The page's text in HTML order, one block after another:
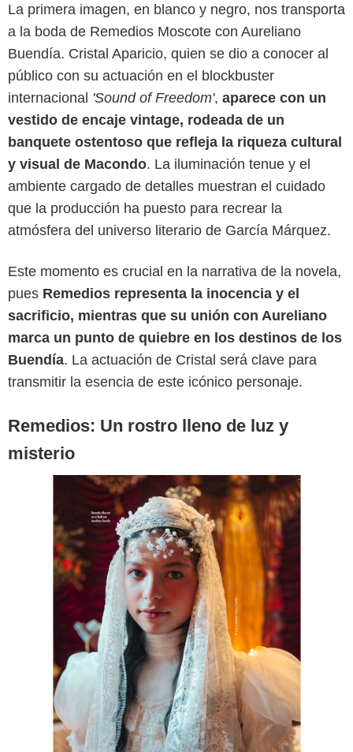
La primera imagen, en blanco y negro, nos transporta
a la boda de Remedios Moscote con Aureliano
Buendía. Cristal Aparicio, quien se dio a conocer al
público con su actuación en el blockbuster
internacional 'Sound of Freedom', aparece con un
vestido de encaje vintage, rodeada de un
banquete ostentoso que refleja la riqueza cultural
y visual de Macondo. La iluminación tenue y el
ambiente cargado de detalles muestran el cuidado
que la producción ha puesto para recrear la
atmósfera del universo literario de García Márquez.
Este momento es crucial en la narrativa de la novela,
pues Remedios representa la inocencia y el
sacrificio, mientras que su unión con Aureliano
marca un punto de quiebre en los destinos de los
Buendía. La actuación de Cristal será clave para
transmitir la esencia de este icónico personaje.
Remedios: Un rostro lleno de luz y
misterio
Facebook